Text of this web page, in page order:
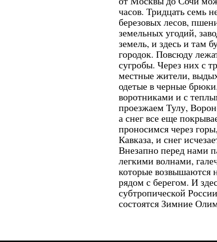
часов. Тридцать семь
березовых лесов,
земельных угодий,
земель, и здесь и там
городок. Повсюду
сугробы. Через них с
местные жители,
одетые в черные
воротниками и с
проезжаем Тулу,
а снег все еще
проносимся через
Кавказа, и снег
Внезапно перед нами
легкими волнами,
которые возвышаются
рядом с берегом. И
субтропической
состоятся Зимние